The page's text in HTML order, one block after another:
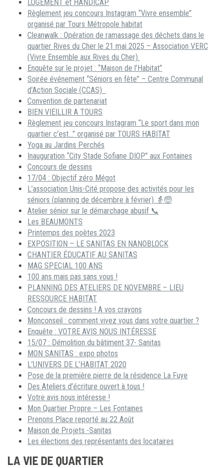
LOGEMENT et HANDICAP
Règlement jeu concours Instagram “Vivre ensemble”
organisé par Tours Métropole habitat
Cleanwalk : Opération de ramassage des déchets dans le
quartier Rives du Cher le 21 mai 2025 – Association VERC
(Vivre Ensemble aux Rives du Cher)
Enquête sur le projet : “Maison de l’Habitat”
Soirée événement “Séniors en fête” – Centre Communal
d’Action Sociale (CCAS)
Convention de partenariat
BIEN VIEILLIR A TOURS
Règlement jeu concours Instagram “Le sport dans mon
quartier c’est…” organisé par TOURS HABITAT
Yoga au Jardins Perchés
Inauguration “City Stade Sofiane DIOP” aux Fontaines
Concours de dessins
17/04 : Objectif zéro Mégot
L’association Unis-Cité propose des activités pour les
séniors (planning de décembre à février) 👵🧓
Atelier sénior sur le démarchage abusif 📞
Les BEAUMONTS
Printemps des poètes 2023
EXPOSITION – LE SANITAS EN NANOBLOCK
CHANTIER ÉDUCATIF AU SANITAS
MAG SPECIAL 100 ANS
100 ans mais pas sans vous !
PLANNING DES ATELIERS DE NOVEMBRE – LIEU
RESSOURCE HABITAT
Concours de dessins ! A vos crayons
Monconseil : comment vivez vous dans votre quartier ?
Enquête : VOTRE AVIS NOUS INTÉRESSE
15/07 : Démolition du bâtiment 37- Sanitas
MON SANITAS : expo photos
L’UNIVERS DE L’HABITAT 2020
Pose de la première pierre de la résidence La Fuye
Des Ateliers d’écriture ouvert à tous !
Votre avis nous intéresse !
Mon Quartier Propre – Les Fontaines
Prenons Place reporté au 22 Août
Maison de Projets -Sanitas
Les élections des représentants des locataires
LA VIE DE QUARTIER